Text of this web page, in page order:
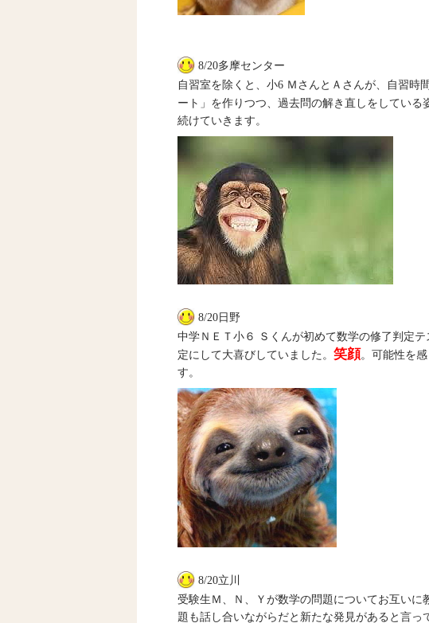
8/20多摩センター
自習室を除くと、小6 ＭさんとＡさんが、自習時
ート」を作りつつ、過去問の解き直しをしている
続けていきます。
8/20日野
中学ＮＥＴ小６ Ｓくんが初めて数学の修了判定
定にして大喜びしていました。笑顔。可能性を
す。
8/20立川
受験生Ｍ、Ｎ、Ｙが数学の問題についてお互い
題も話し合いながらだと新たな発見があると言っ